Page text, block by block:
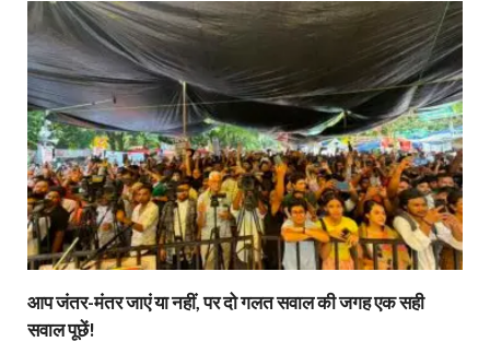
आप जंतर-मंतर जाएं या नहीं, पर दो गलत सवाल की जगह एक सही
सवाल पूछें!